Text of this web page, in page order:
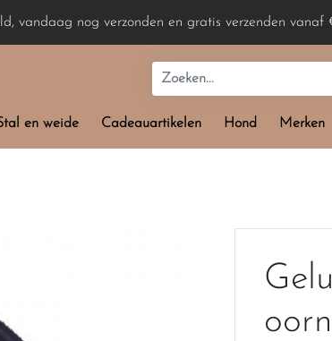
vandaag nog verzonden en gratis verzenden
en weide Cadeauartikelen Hond Merken